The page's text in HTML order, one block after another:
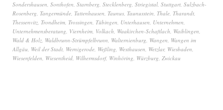
Sondershausen, Sonthofen, Starnberg, Stecklenberg, Striegistal, Stuttgart, Sulzbach-
Rosenberg, Tangermünde, Tattenhausen, Taunus, Taunusstein, Thale, Tharandt,
Thessenvitz, Trondheim, Trossingen, Tübingen, Unterhausen, Unternehmen,
Unternehmensberatung, Viernheim, Volkach, Waakirchen-Schaftlach, Waiblingen,
Wald & Holz, Waldbrunn-Strümpfelbrunn, Walternienburg, Wangen, Wangen im
Allgäu, Weil der Stadt, Wernigerode, Weßling, Westhausen, Wetzlar, Wiesbaden,
Wiesenfelden, Wiesentheid, Wilhermsdorf, Winhöring, Würzburg, Zwickau